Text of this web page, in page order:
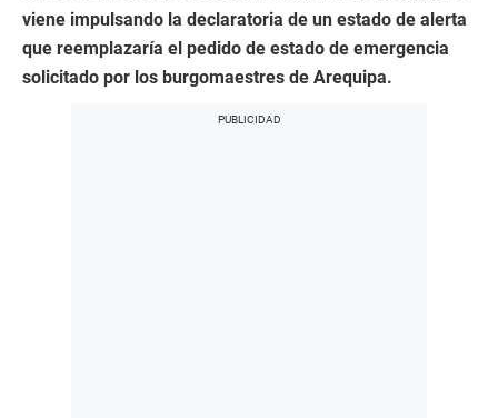
viene impulsando la declaratoria de un estado de alerta
que reemplazaría el pedido de estado de emergencia
solicitado por los burgomaestres de Arequipa.